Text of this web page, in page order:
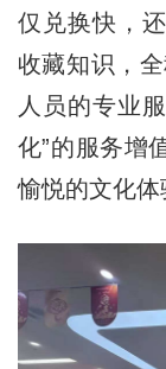
仅兑换快，
收藏知识，
人员的专业
化”的服务增
愉悦的文化体